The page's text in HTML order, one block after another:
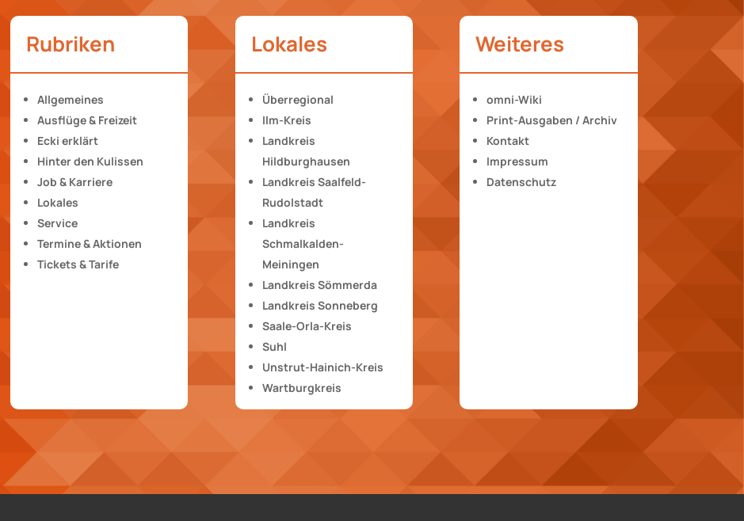
Rubriken
Allgemeines
Ausflüge & Freizeit
Ecki erklärt
Hinter den Kulissen
Job & Karriere
Lokales
Service
Termine & Aktionen
Tickets & Tarife
Lokales
Überregional
Ilm-Kreis
Landkreis
Hildburghausen
Landkreis Saalfeld-
Rudolstadt
Landkreis
Schmalkalden-
Meiningen
Landkreis Sömmerda
Landkreis Sonneberg
Saale-Orla-Kreis
Suhl
Unstrut-Hainich-Kreis
Wartburgkreis
Weiteres
omni-Wiki
Print-Ausgaben / Archiv
Kontakt
Impressum
Datenschutz